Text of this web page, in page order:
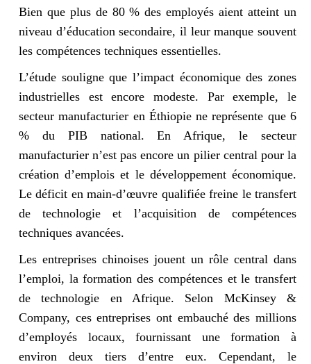
Bien que plus de 80 % des employés aient atteint un
niveau d’éducation secondaire, il leur manque souvent
les compétences techniques essentielles.
L’étude souligne que l’impact économique des zones
industrielles est encore modeste. Par exemple, le
secteur manufacturier en Éthiopie ne représente que 6
% du PIB national. En Afrique, le secteur
manufacturier n’est pas encore un pilier central pour la
création d’emplois et le développement économique.
Le déficit en main-d’œuvre qualifiée freine le transfert
de technologie et l’acquisition de compétences
techniques avancées.
Les entreprises chinoises jouent un rôle central dans
l’emploi, la formation des compétences et le transfert
de technologie en Afrique. Selon McKinsey &
Company, ces entreprises ont embauché des millions
d’employés locaux, fournissant une formation à
environ deux tiers d’entre eux. Cependant, le